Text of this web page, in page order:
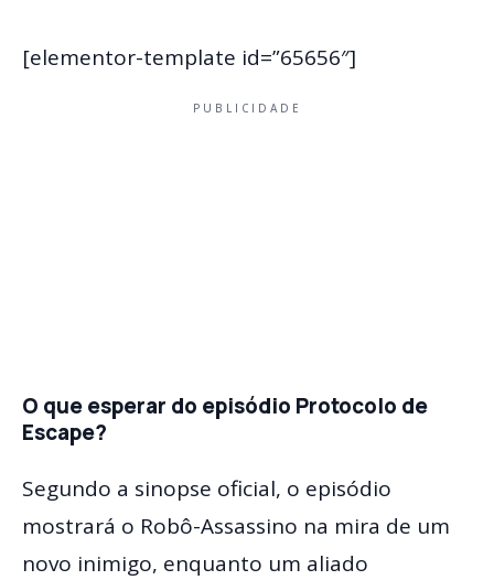
[elementor-template id=”65656″]
PUBLICIDADE
O que esperar do episódio Protocolo de
Escape?
Segundo a sinopse oficial, o episódio
mostrará o Robô-Assassino na mira de um
novo inimigo, enquanto um aliado